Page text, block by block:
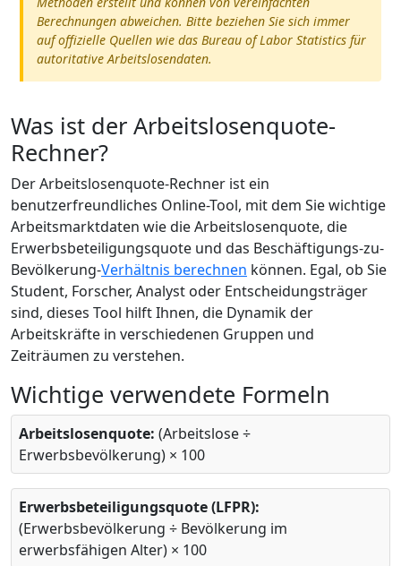
Berechnungen abweichen. Bitte beziehen Sie sich immer
auf offizielle Quellen wie das Bureau of Labor Statistics für
autoritative Arbeitslosendaten.
Was ist der Arbeitslosenquote-
Rechner?
Der Arbeitslosenquote-Rechner ist ein
benutzerfreundliches Online-Tool, mit dem Sie wichtige
Arbeitsmarktdaten wie die Arbeitslosenquote, die
Erwerbsbeteiligungsquote und das Beschäftigungs-zu-
Bevölkerung-Verhältnis berechnen können. Egal, ob Sie
Student, Forscher, Analyst oder Entscheidungsträger
sind, dieses Tool hilft Ihnen, die Dynamik der
Arbeitskräfte in verschiedenen Gruppen und
Zeiträumen zu verstehen.
Wichtige verwendete Formeln
Arbeitslosenquote: (Arbeitslose ÷
Erwerbsbevölkerung) × 100
Erwerbsbeteiligungsquote (LFPR):
(Erwerbsbevölkerung ÷ Bevölkerung im
erwerbsfähigen Alter) × 100